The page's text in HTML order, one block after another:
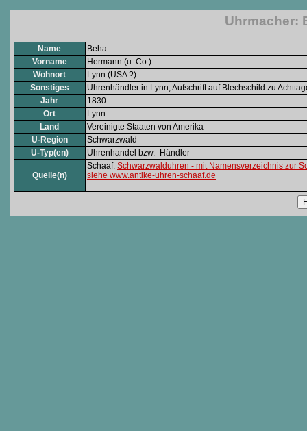
Uhrmacher:
Name
Beha
Vorname
Hermann (u. Co.)
Wohnort
Lynn (USA ?)
Sonstiges
Uhrenhändler in Lynn, Aufschrift auf Blechschild zu
Jahr
1830
Ort
Lynn
Land
Vereinigte Staaten von Amerika
U-Region
Schwarzwald
U-Typ(en)
Uhrenhandel bzw. -Händler
Quelle(n)
Schaaf: Schwarzwalduhren - mit Namensverzeichnis zur
siehe www.antike-uhren-schaaf.de